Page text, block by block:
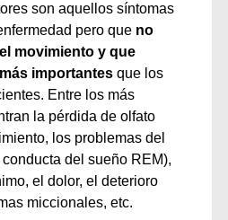
son aquellos síntomas
pero que no
movimiento y que
importantes que los
Entre los más
la pérdida de olfato
los problemas del
del sueño REM),
el dolor, el deterioro
miccionales, etc.